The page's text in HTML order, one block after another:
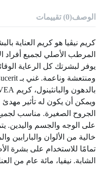
الوصف(0) تقييمات
المرطب الأصلي لجميع
يوفر لبشرتك كل الرعاية
ويمكن أن يكون له تأثير
الجروح الصغيرة. مناسب
على الوجه والجسم واليدين.
خالية من الألوان والبارابين
تمامًا للاستخدام على بشرة
الشابة. نيفيا، مائة عام من